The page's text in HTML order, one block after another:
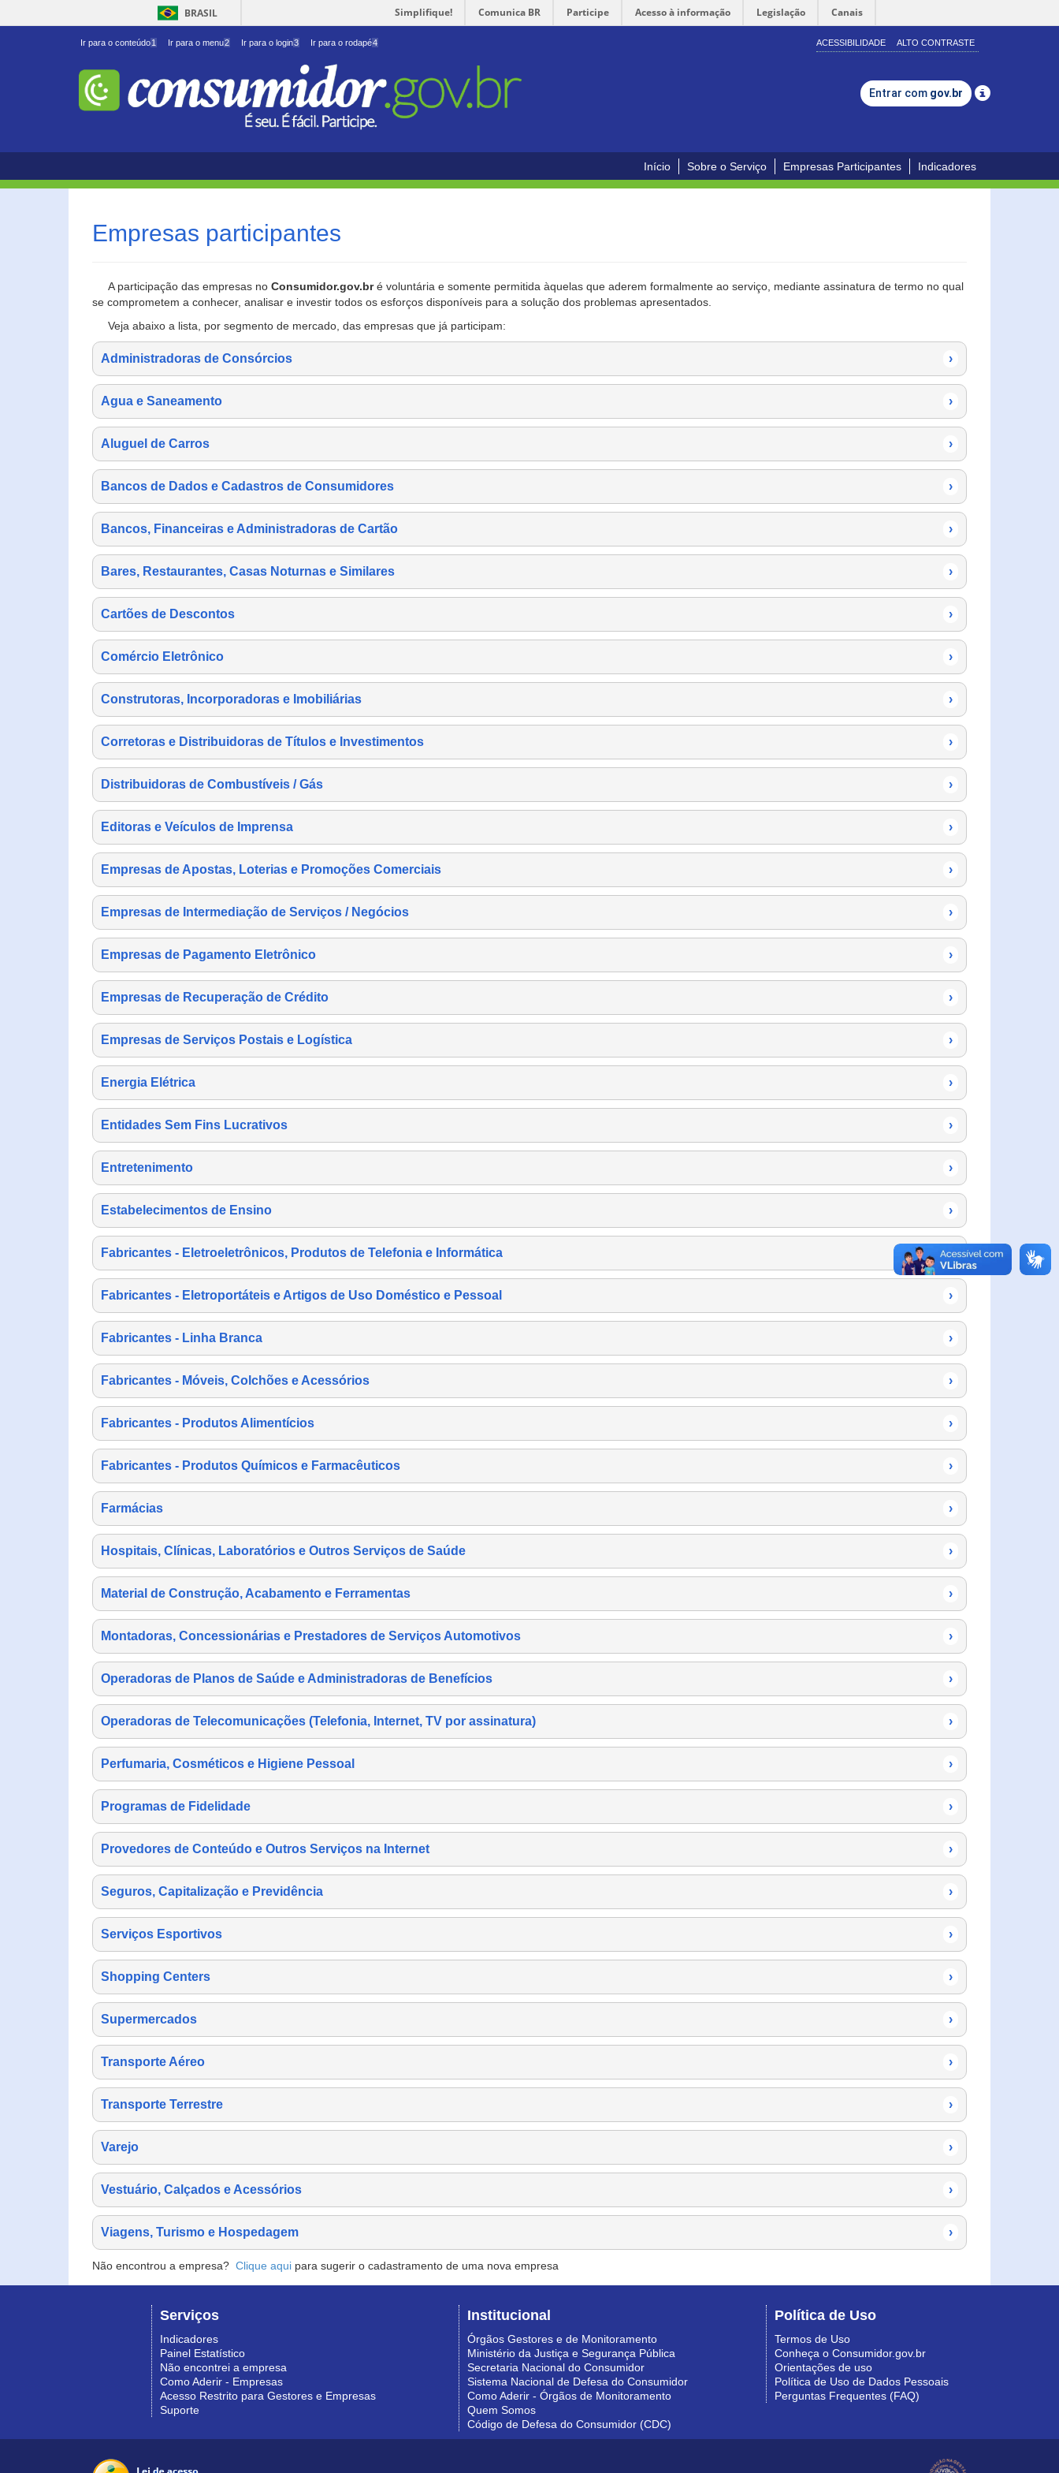
BRASIL Simplifique! Comunica BR Participe Acesso à informação Legislação Canais
Ir para o conteúdo1 Ir para o menu2 Ir para o login3 Ir para o rodapé4 ACESSIBILIDADE ALTO CONTRASTE
Entrar com gov.br
Início Sobre o Serviço Empresas Participantes Indicadores
Empresas participantes
A participação das empresas no Consumidor.gov.bré voluntária e somente permitida àquelas que aderem formalmente ao serviço, mediante assinatura de termo no qual
se comprometem a conhecer, analisar e investir todos os esforços disponíveis para a solução dos problemas apresentados.
Veja abaixo a lista, por segmento de mercado, das empresas que já participam:
Administradoras de Consórcios ›
Agua e Saneamento ›
Aluguel de Carros ›
Bancos de Dados e Cadastros de Consumidores ›
Bancos, Financeiras e Administradoras de Cartão ›
Bares, Restaurantes, Casas Noturnas e Similares ›
Cartões de Descontos ›
Comércio Eletrônico ›
Construtoras, Incorporadoras e Imobiliárias ›
Corretoras e Distribuidoras de Títulos e Investimentos ›
Distribuidoras de Combustíveis / Gás ›
Editoras e Veículos de Imprensa ›
Empresas de Apostas, Loterias e Promoções Comerciais ›
Empresas de Intermediação de Serviços / Negócios ›
Empresas de Pagamento Eletrônico ›
Empresas de Recuperação de Crédito ›
Empresas de Serviços Postais e Logística ›
Energia Elétrica ›
Entidades Sem Fins Lucrativos ›
Entretenimento ›
Estabelecimentos de Ensino ›
Fabricantes - Eletroeletrônicos, Produtos de Telefonia e Informática ›
Fabricantes - Eletroportáteis e Artigos de Uso Doméstico e Pessoal ›
Fabricantes - Linha Branca ›
Fabricantes - Móveis, Colchões e Acessórios ›
Fabricantes - Produtos Alimentícios ›
Fabricantes - Produtos Químicos e Farmacêuticos ›
Farmácias ›
Hospitais, Clínicas, Laboratórios e Outros Serviços de Saúde ›
Material de Construção, Acabamento e Ferramentas ›
Montadoras, Concessionárias e Prestadores de Serviços Automotivos ›
Operadoras de Planos de Saúde e Administradoras de Benefícios ›
Operadoras de Telecomunicações (Telefonia, Internet, TV por assinatura) ›
Perfumaria, Cosméticos e Higiene Pessoal ›
Programas de Fidelidade ›
Provedores de Conteúdo e Outros Serviços na Internet ›
Seguros, Capitalização e Previdência ›
Serviços Esportivos ›
Shopping Centers ›
Supermercados ›
Transporte Aéreo ›
Transporte Terrestre ›
Varejo ›
Vestuário, Calçados e Acessórios ›
Viagens, Turismo e Hospedagem ›
Não encontrou a empresa? Clique aqui para sugerir o cadastramento de uma nova empresa
Serviços
Indicadores
Painel Estatístico
Não encontrei a empresa
Como Aderir - Empresas
Acesso Restrito para Gestores e Empresas
Suporte
Institucional
Órgãos Gestores e de Monitoramento
Ministério da Justiça e Segurança Pública
Secretaria Nacional do Consumidor
Sistema Nacional de Defesa do Consumidor
Como Aderir - Órgãos de Monitoramento
Quem Somos
Código de Defesa do Consumidor (CDC)
Política de Uso
Termos de Uso
Conheça o Consumidor.gov.br
Orientações de uso
Política de Uso de Dados Pessoais
Perguntas Frequentes (FAQ)